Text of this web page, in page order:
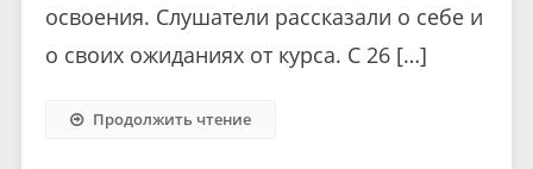
освоения. Слушатели рассказали о себе и
о своих ожиданиях от курса. С 26 […]
Продолжить чтение